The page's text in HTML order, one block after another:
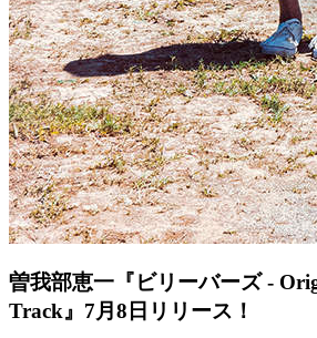
曽我部恵一『ビリーバーズ -
Track』7月8日リリース！